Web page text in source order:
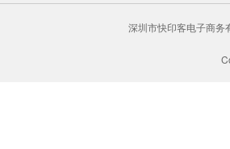
深圳市快印客电子商